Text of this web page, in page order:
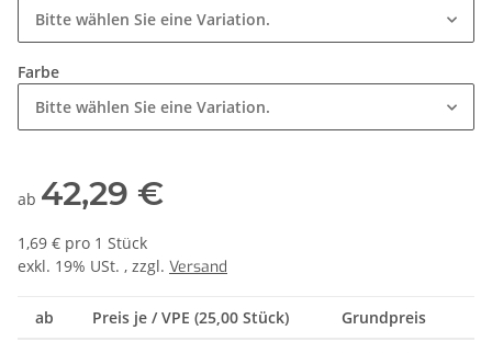
Bitte wählen Sie eine Variation.
Farbe
Bitte wählen Sie eine Variation.
ab 42,29 €
1,69 € pro 1 Stück
exkl. 19% USt. , zzgl. Versand
ab Preis je / VPE (25,00 Stück) Grundpreis